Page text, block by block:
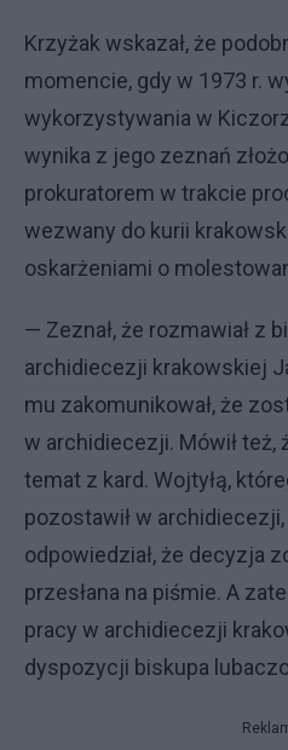
Krzyżak wskazał, że
momencie, gdy w 1973 r.
wykorzystywania w
wynika z jego zeznań
prokuratorem w trakcie
wezwany do kurii
oskarżeniami o
— Zeznał, że rozmawiał z
archidiecezji krakowskiej
mu zakomunikował, że
w archidiecezji. Mówił też,
temat z kard. Wojtyłą,
pozostawił w archidiecezji,
odpowiedział, że decyzja
przesłana na piśmie. A
pracy w archidiecezji
dyspozycji biskupa